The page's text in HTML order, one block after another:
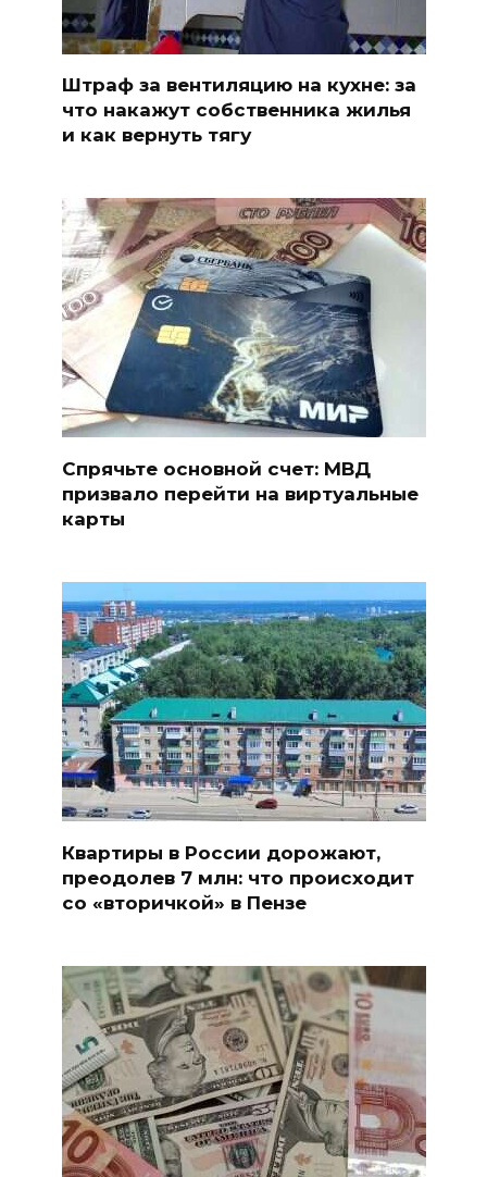
Штраф за вентиляцию на кухне: за
что накажут собственника жилья
и как вернуть тягу
Спрячьте основной счет: МВД
призвало перейти на виртуальные
карты
Квартиры в России дорожают,
преодолев 7 млн: что происходит
со «вторичкой» в Пензе